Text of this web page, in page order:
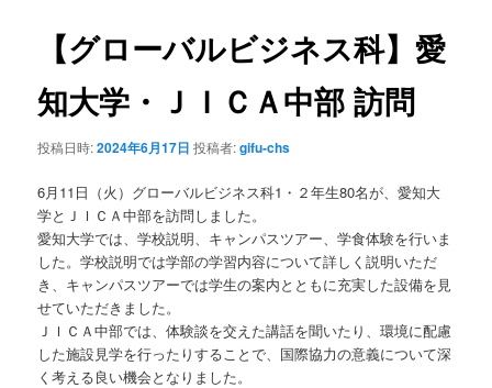
ン
ツ
へ
移
動
ビ
ゲ
ー
シ
【グローバルビジネス科】愛
知大学・ＪＩＣＡ中部 訪問
投稿日時:2024年6月17日 投稿者:gifu-chs
6月11日（火）グローバルビジネス科1・２年生80名が、愛知大
学とＪＩＣＡ中部を訪問しました。
愛知大学では、学校説明、キャンパスツアー、学食体験を行いま
した。学校説明では学部の学習内容について詳しく説明いただ
き、キャンパスツアーでは学生の案内とともに充実した設備を見
せていただきました。
ＪＩＣＡ中部では、体験談を交えた講話を聞いたり、環境に配慮
した施設見学を行ったりすることで、国際協力の意義について深
く考える良い機会となりました。